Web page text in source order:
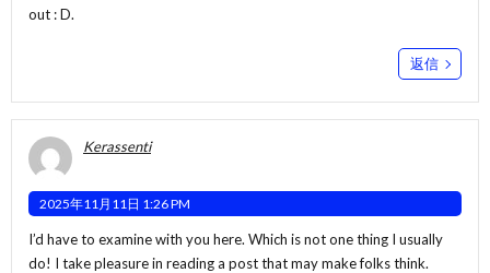
out : D.
返信
Kerassenti
2025年11月11日 1:26 PM
I’d have to examine with you here. Which is not one thing I usually
do! I take pleasure in reading a post that may make folks think.